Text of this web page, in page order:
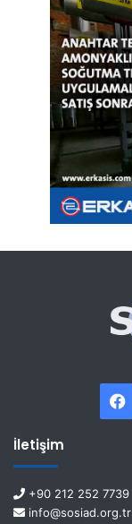
İletişim
+90 212 252 7739
info@sosiad.org.tr